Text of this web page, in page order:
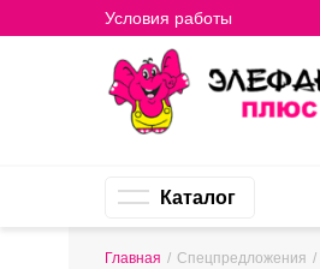
Условия работы
Каталог
Главная / Спецпредложения /